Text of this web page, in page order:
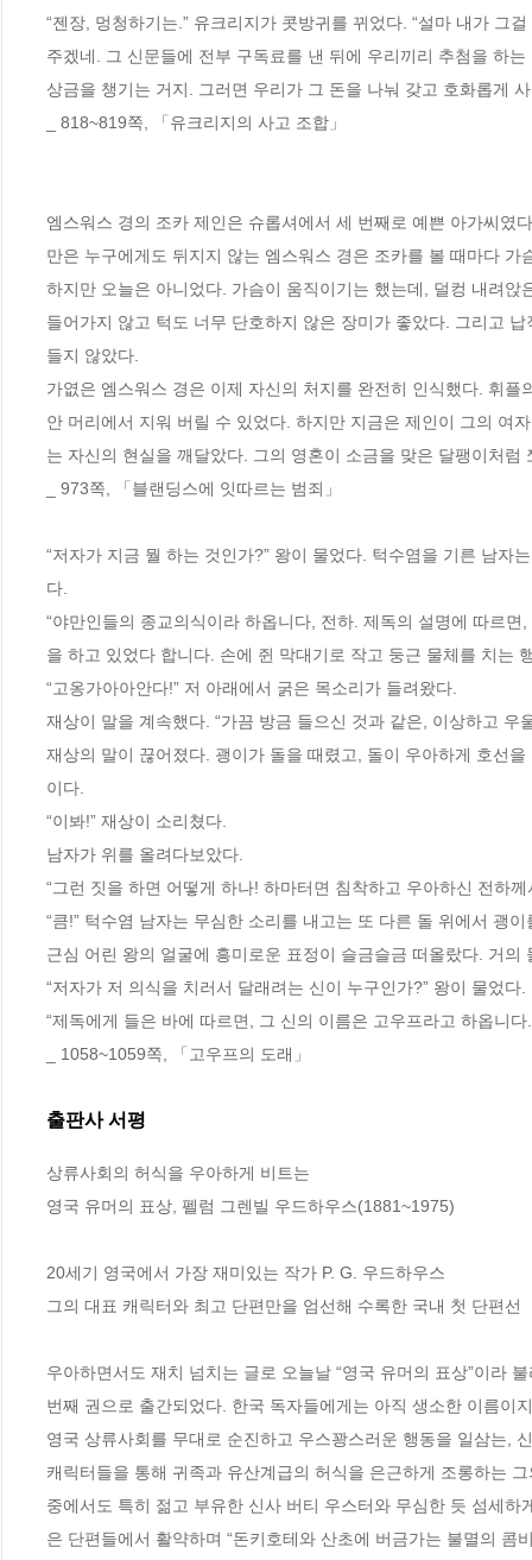
“젠장, 멍청하기는.” 유크리지가 콧방귀를 뀌었다. “설마 내가 그
주겠네. 그 신문들에 전부 구독료를 낸 뒤에 우리끼리 추첨을 하
상금을 챙기는 거지. 그러면 우리가 그 돈을 나눠 갖고 호화롭게
_ 818~819쪽, 「유크리지의 사고 조합」
엠스워스 경의 조카 제인은 슈롭셔에서 세 번째로 예쁜 아가씨였
만은 누구에게도 뒤지지 않는 엠스워스 경은 조카를 볼 때마다 가
하지만 오늘은 아니었다. 가슴이 움직이기는 했는데, 덜컹 내려
들어가지 않고 턱도 너무 단호하지 않은 장미가 좋았다. 그리고
들지 않았다.
가엾은 엠스워스 경은 이제 자신의 처지를 완전히 인식했다. 휘
안 머리에서 지워 버릴 수 있었다. 하지만 지금은 제인이 그의 여
는 자신의 현실을 깨달았다. 그의 영혼이 소금을 맞은 달팽이처럼
_ 973쪽, 「블랜딩스에 잇따르는 범죄」
“저자가 지금 뭘 하는 것인가?” 왕이 물었다. 턱수염을 기른 남
다.
“야만인들의 종교의식이라 하옵니다, 전하. 제독의 설명에 따르
을 하고 있었다 합니다. 손에 쥔 막대기로 작고 둥근 물체를 치는
“고옹가아아안다!” 저 아래에서 굵은 목소리가 들려왔다.
재상이 말을 계속했다. “가끔 방금 들으신 것과 같은, 이상하고
재상의 말이 끊어졌다. 괭이가 돌을 때렸고, 돌이 우아하게 호선
이다.
“이봐!” 재상이 소리쳤다.
남자가 위를 올려다보았다.
“그런 짓을 하면 어떻게 하나! 하마터면 침착하고 우아하신 전하께
“큼!” 턱수염 남자는 무심한 소리를 내고는 또 다른 돌 위에서 괭
근심 어린 왕의 얼굴에 흥미로운 표정이 슬금슬금 떠올랐다. 거의
“저자가 저 의식을 치러서 달래려는 신이 누구인가?” 왕이 물었다.
“제독에게 들은 바에 따르면, 그 신의 이름은 고우프라고 하옵니다
_ 1058~1059쪽, 「고우프의 도래」
출판사 서평
상류사회의 허식을 우아하게 비트는
영국 유머의 표상, 펠럼 그렌빌 우드하우스(1881~1975)
20세기 영국에서 가장 재미있는 작가 P. G. 우드하우스
그의 대표 캐릭터와 최고 단편만을 엄선해 수록한 국내 첫 단편선
우아하면서도 재치 넘치는 글로 오늘날 “영국 유머의 표상”이라
번째 권으로 출간되었다. 한국 독자들에게는 아직 생소한 이름이
영국 상류사회를 무대로 순진하고 우스꽝스러운 행동을 일삼는,
캐릭터들을 통해 귀족과 유산계급의 허식을 은근하게 조롱하는
중에서도 특히 젊고 부유한 신사 버티 우스터와 무심한 듯 섬세
은 단편들에서 활약하며 “돈키호테와 산초에 버금가는 불멸의